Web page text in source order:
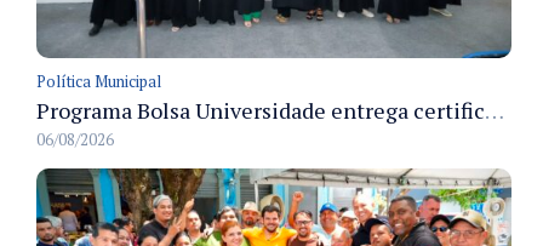
Política Municipal
Programa Bolsa Universidade entrega certificados a formandos em Manaus na sede do Executivo municipal
06/08/2026